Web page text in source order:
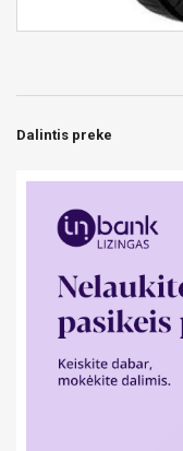
Dalintis preke